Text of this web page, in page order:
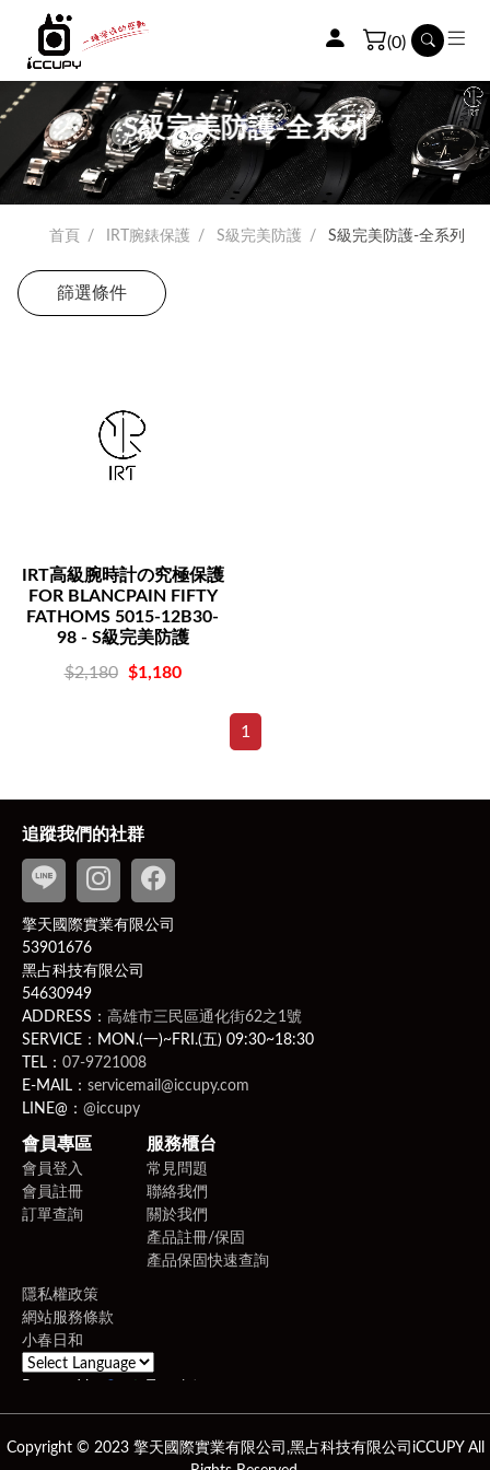
(0)
S級完美防護-全系列
首頁 IRT腕錶保護 S級完美防護 S級完美防護-全系列
篩選條件
IRT高級腕時計の究極保護
FOR BLANCPAIN FIFTY
FATHOMS 5015-12B30-
98 - S級完美防護
$2,180 $1,180
1
追蹤我們的社群
擎天國際實業有限公司
53901676
黑占科技有限公司
54630949
ADDRESS： 高雄市三民區通化街62之1號
SERVICE：MON.(一)~FRI.(五) 09:30~18:30
TEL： 07-9721008
E-MAIL： servicemail@iccupy.com
LINE@： @iccupy
會員專區
會員登入
會員註冊
訂單查詢
服務櫃台
常見問題
聯絡我們
關於我們
產品註冊/保固
產品保固快速查詢
隱私權政策
網站服務條款
小春日和
Powered by Translate
Copyright © 2023 擎天國際實業有限公司,黑占科技有限公司iCCUPY All